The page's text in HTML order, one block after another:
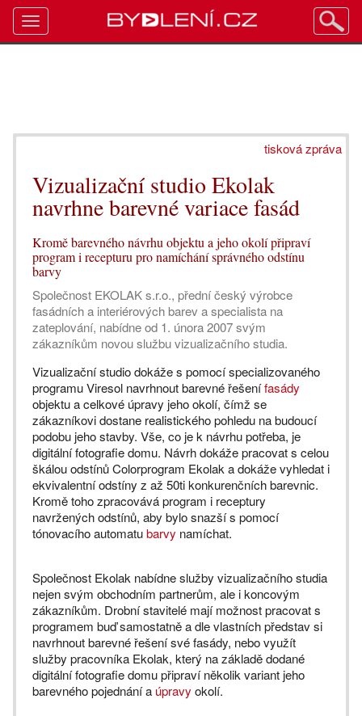
tisková zpráva
Vizualizační studio Ekolak
navrhne barevné variace fasád
Kromě barevného návrhu objektu a jeho okolí připraví
program i recepturu pro namíchání správného odstínu
barvy
Společnost EKOLAK s.r.o., přední český výrobce
fasádních a interiérových barev a specialista na
zateplování, nabídne od 1. února 2007 svým
zákazníkům novou službu vizualizačního studia.
Vizualizační studio dokáže s pomocí specializovaného
programu Viresol navrhnout barevné řešenífasády
objektu a celkové úpravy jeho okolí, čímž se
zákazníkovi dostane realistického pohledu na budoucí
podobu jeho stavby. Vše, co je k návrhu potřeba, je
digitální fotografie domu. Návrh dokáže pracovat s celou
škálou odstínů Colorprogram Ekolak a dokáže vyhledat i
ekvivalentní odstíny z až 50ti konkurenčních barevnic.
Kromě toho zpracovává program i receptury
navržených odstínů, aby bylo snazší s pomocí
tónovacího automatubarvy namíchat.
Společnost Ekolak nabídne služby vizualizačního studia
nejen svým obchodním partnerům, ale i koncovým
zákazníkům. Drobní stavitelé mají možnost pracovat s
programem buď samostatně a dle vlastních představ si
navrhnout barevné řešení své fasády, nebo využít
služby pracovníka Ekolak, který na základě dodané
digitální fotografie domu připraví několik variant jeho
barevného pojednání a úpravy okolí.
Toggle
navigation